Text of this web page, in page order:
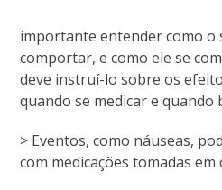
importante entender como o
comportar, e como ele se
deve instruí-lo sobre os
quando se medicar e quando
> Eventos, como náuseas,
com medicações tomadas em